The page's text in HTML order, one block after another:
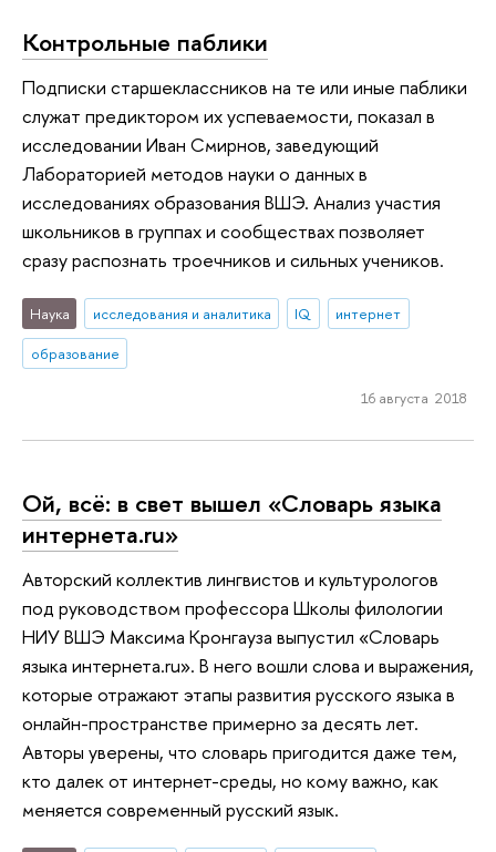
Контрольные паблики
Подписки старшеклассников на те или иные паблики
служат предиктором их успеваемости, показал в
исследовании Иван Смирнов, заведующий
Лабораторией методов науки о данных в
исследованиях образования ВШЭ. Анализ участия
школьников в группах и сообществах позволяет
сразу распознать троечников и сильных учеников.
Наука исследования и аналитика IQ
интернет
образование
16 августа 2018
Ой, всё: в свет вышел «Словарь языка
интернета.ru»
Авторский коллектив лингвистов и культурологов
под руководством профессора Школы филологии
НИУ ВШЭ Максима Кронгауза выпустил «Словарь
языка интернета.ru». В него вошли слова и выражения,
которые отражают этапы развития русского языка в
онлайн-пространстве примерно за десять лет.
Авторы уверены, что словарь пригодится даже тем,
кто далек от интернет-среды, но кому важно, как
меняется современный русский язык.